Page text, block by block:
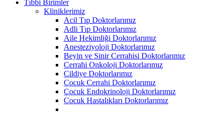
Tıbbi Birimler
Kliniklerimiz
Acil Tıp Doktorlarımız
Adli Tıp Doktorlarımız
Aile Hekimliği Doktorlarımız
Anesteziyoloji Doktorlarımız
Beyin ve Sinir Cerrahisi Doktorlarımız
Cerrahi Onkoloji Doktorlarımız
Cildiye Doktorlarımız
Çocuk Cerrahi Doktorlarımız
Çocuk Endokrinoloji Doktorlarımız
Çocuk Hastalıkları Doktorlarımız